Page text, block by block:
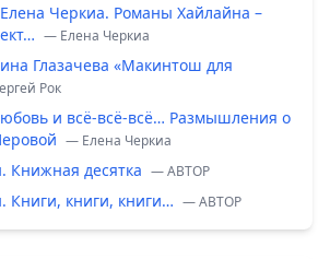
Черкиа. Романы Хайлайна –
— Елена Черкиа
Глазачева «Макинтош для
Рок
и всё-всё-всё… Размышления о
— Елена Черкиа
Книжная десятка — ABTOP
Книги, книги, книги… — ABTOP